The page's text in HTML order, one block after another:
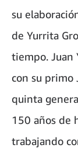
su
de Yurrita
tiempo. Juan
con su primo
quinta
150 años de
trabajando